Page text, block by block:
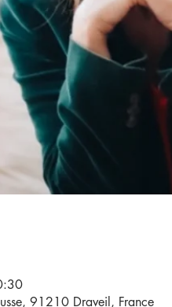
91210 Draveil, France